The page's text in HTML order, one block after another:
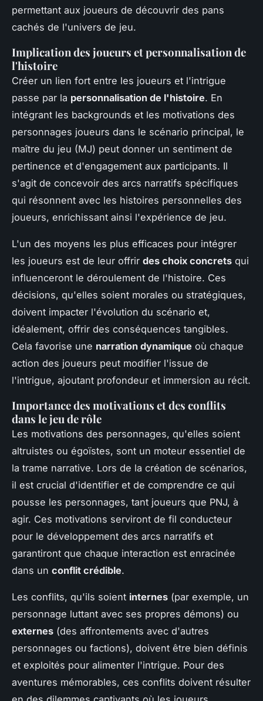
permettant aux joueurs de découvrir des pans
cachés de l'univers de jeu.
Implication des joueurs et personnalisation de
l'histoire
Créer un lien fort entre les joueurs et l'intrigue
passe par la personnalisation de l'histoire. En
intégrant les backgrounds et les motivations des
personnages joueurs dans le scénario principal, le
maître du jeu (MJ) peut donner un sentiment de
pertinence et d'engagement aux participants. Il
s'agit de concevoir des arcs narratifs spécifiques
qui résonnent avec les histoires personnelles des
joueurs, enrichissant ainsi l'expérience de jeu.
L'un des moyens les plus efficaces pour intégrer
les joueurs est de leur offrir des choix concrets qui
influenceront le déroulement de l'histoire. Ces
décisions, qu'elles soient morales ou stratégiques,
doivent impacter l'évolution du scénario et,
idéalement, offrir des conséquences tangibles.
Cela favorise une narration dynamique où chaque
action des joueurs peut modifier l'issue de
l'intrigue, ajoutant profondeur et immersion au récit.
Importance des motivations et des conflits
dans le jeu de rôle
Les motivations des personnages, qu'elles soient
altruistes ou égoïstes, sont un moteur essentiel de
la trame narrative. Lors de la création de scénarios,
il est crucial d'identifier et de comprendre ce qui
pousse les personnages, tant joueurs que PNJ, à
agir. Ces motivations serviront de fil conducteur
pour le développement des arcs narratifs et
garantiront que chaque interaction est enracinée
dans un conflit crédible.
Les conflits, qu'ils soient internes (par exemple, un
personnage luttant avec ses propres démons) ou
externes (des affrontements avec d'autres
personnages ou factions), doivent être bien définis
et exploités pour alimenter l'intrigue. Pour des
aventures mémorables, ces conflits doivent résulter